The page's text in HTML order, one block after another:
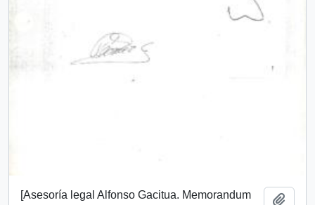
[Asesoría legal Alfonso Gacitua. Memorandum